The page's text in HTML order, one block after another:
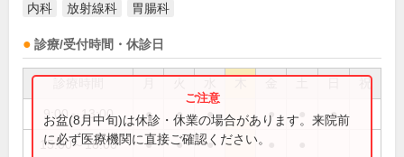
内科 放射線科 胃腸科
診療/受付時間・休診日
祝
9:00～13:00 ● ● ● ● ●
15:00～18:00 ● ● ●
お盆(8月中旬)は休診・休業の場合があります。来院前
に必ず医療機関に直接ご確認ください。